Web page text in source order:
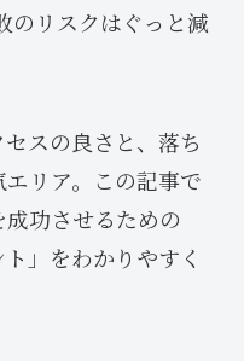
のリスクはぐっと減
スの良さと、落ち
リア。この記事で
功させるための
」をわかりやすく